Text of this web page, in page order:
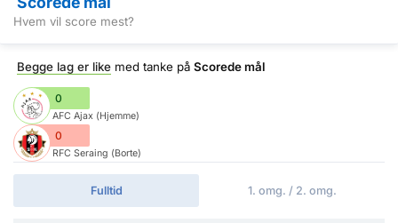
Hvem vil score mest?
Begge lag er like med tanke på Scorede mål
0
AFC Ajax (Hjemme)
0
RFC Seraing (Borte)
Fulltid 1. omg. / 2. omg.